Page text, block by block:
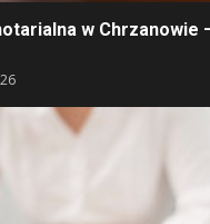
w Chrzanowie